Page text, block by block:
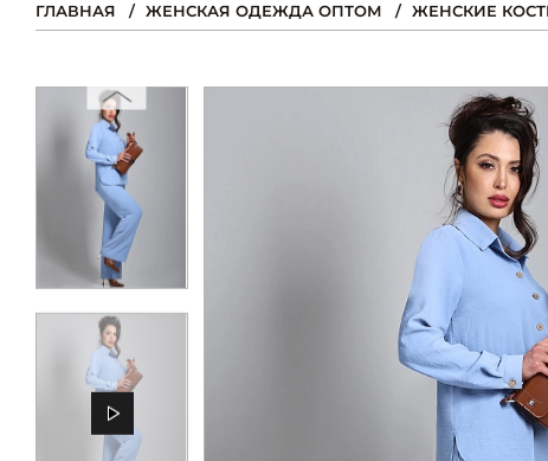
НОВИНКИ
PREMIUM
РАСПРОДАЖА
АКЦИИ
КОНТАКТЫ
ГЛАВНАЯ ЖЕНСКАЯ ОДЕЖДА ОПТОМ ЖЕНСКИЕ